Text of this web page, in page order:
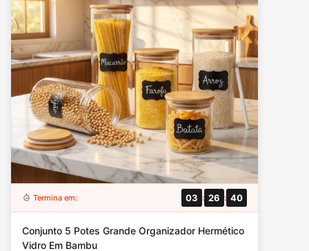
Termina em: 03 : 26 : 39
Conjunto 5 Potes Grande Organizador Hermético
Vidro Em Bambu